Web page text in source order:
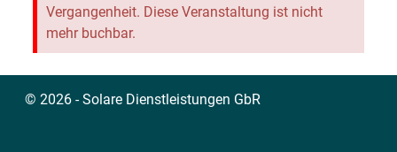
Vergangenheit. Diese Veranstaltung ist nicht
mehr buchbar.
© 2026 - Solare Dienstleistungen GbR